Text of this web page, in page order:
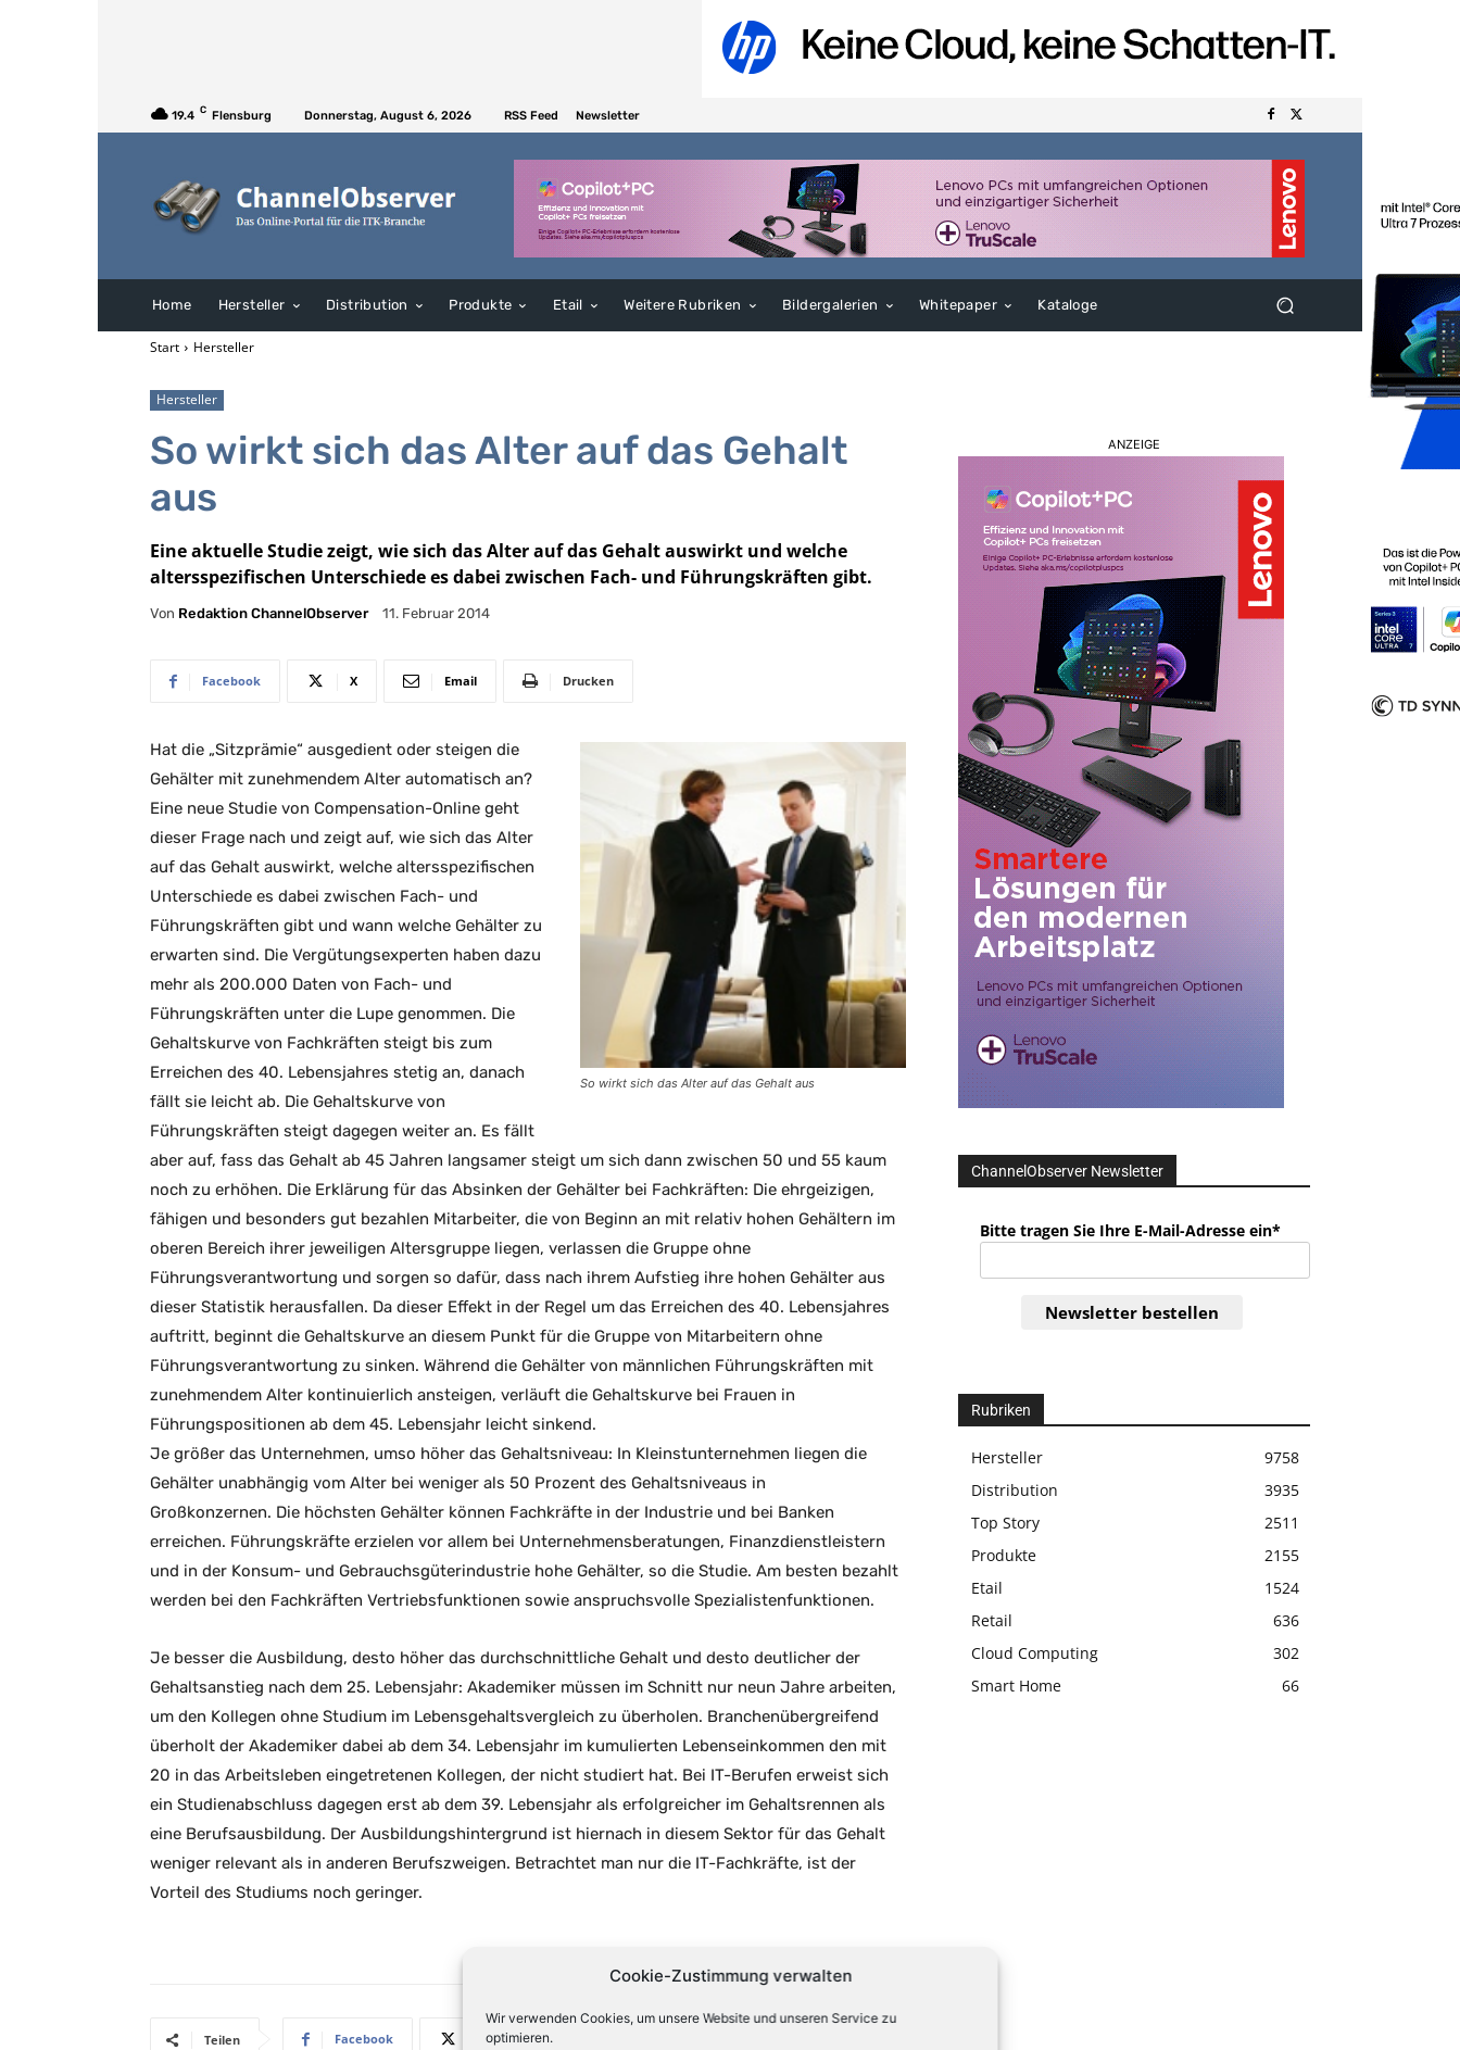
Cookie-Zustimmung verwalten
Wir verwenden Cookies, um unsere Website und unseren Service zu
optimieren.
19.4 C Flensburg Donnerstag, August 6, 2026 RSS Feed Newsletter
Home Hersteller Distribution Produkte Etail Weitere Rubriken Bildergalerien Whitepaper Kataloge
Start Hersteller
Hersteller
So wirkt sich das Alter auf das Gehalt
aus
Eine aktuelle Studie zeigt, wie sich das Alter auf das Gehalt auswirkt und welche
altersspezifischen Unterschiede es dabei zwischen Fach- und Führungskräften gibt.
Von Redaktion ChannelObserver 11. Februar 2014
Facebook X Email Drucken
So wirkt sich das Alter auf das Gehalt aus
Hat die „Sitzprämie“ ausgedient oder steigen die
Gehälter mit zunehmendem Alter automatisch an?
Eine neue Studie von Compensation-Online geht
dieser Frage nach und zeigt auf, wie sich das Alter
auf das Gehalt auswirkt, welche altersspezifischen
Unterschiede es dabei zwischen Fach- und
Führungskräften gibt und wann welche Gehälter zu
erwarten sind. Die Vergütungsexperten haben dazu
mehr als 200.000 Daten von Fach- und
Führungskräften unter die Lupe genommen. Die
Gehaltskurve von Fachkräften steigt bis zum
Erreichen des 40. Lebensjahres stetig an, danach
fällt sie leicht ab. Die Gehaltskurve von
Führungskräften steigt dagegen weiter an. Es fällt
aber auf, fass das Gehalt ab 45 Jahren langsamer steigt um sich dann zwischen 50 und 55 kaum
noch zu erhöhen. Die Erklärung für das Absinken der Gehälter bei Fachkräften: Die ehrgeizigen,
fähigen und besonders gut bezahlen Mitarbeiter, die von Beginn an mit relativ hohen Gehältern im
oberen Bereich ihrer jeweiligen Altersgruppe liegen, verlassen die Gruppe ohne
Führungsverantwortung und sorgen so dafür, dass nach ihrem Aufstieg ihre hohen Gehälter aus
dieser Statistik herausfallen. Da dieser Effekt in der Regel um das Erreichen des 40. Lebensjahres
auftritt, beginnt die Gehaltskurve an diesem Punkt für die Gruppe von Mitarbeitern ohne
Führungsverantwortung zu sinken. Während die Gehälter von männlichen Führungskräften mit
zunehmendem Alter kontinuierlich ansteigen, verläuft die Gehaltskurve bei Frauen in
Führungspositionen ab dem 45. Lebensjahr leicht sinkend.
Je größer das Unternehmen, umso höher das Gehaltsniveau: In Kleinstunternehmen liegen die
Gehälter unabhängig vom Alter bei weniger als 50 Prozent des Gehaltsniveaus in
Großkonzernen. Die höchsten Gehälter können Fachkräfte in der Industrie und bei Banken
erreichen. Führungskräfte erzielen vor allem bei Unternehmensberatungen, Finanzdienstleistern
und in der Konsum- und Gebrauchsgüterindustrie hohe Gehälter, so die Studie. Am besten bezahlt
werden bei den Fachkräften Vertriebsfunktionen sowie anspruchsvolle Spezialistenfunktionen.
Je besser die Ausbildung, desto höher das durchschnittliche Gehalt und desto deutlicher der
Gehaltsanstieg nach dem 25. Lebensjahr: Akademiker müssen im Schnitt nur neun Jahre arbeiten,
um den Kollegen ohne Studium im Lebensgehaltsvergleich zu überholen. Branchenübergreifend
überholt der Akademiker dabei ab dem 34. Lebensjahr im kumulierten Lebenseinkommen den mit
20 in das Arbeitsleben eingetretenen Kollegen, der nicht studiert hat. Bei IT-Berufen erweist sich
ein Studienabschluss dagegen erst ab dem 39. Lebensjahr als erfolgreicher im Gehaltsrennen als
eine Berufsausbildung. Der Ausbildungshintergrund ist hiernach in diesem Sektor für das Gehalt
weniger relevant als in anderen Berufszweigen. Betrachtet man nur die IT-Fachkräfte, ist der
Vorteil des Studiums noch geringer.
Teilen Facebook X
ANZEIGE
ChannelObserver Newsletter
Bitte tragen Sie Ihre E-Mail-Adresse ein*
Newsletter bestellen
Rubriken
Hersteller
9758
Distribution
3935
Top Story
2511
Produkte
2155
Etail
1524
Retail
636
Cloud Computing
302
Smart Home
66